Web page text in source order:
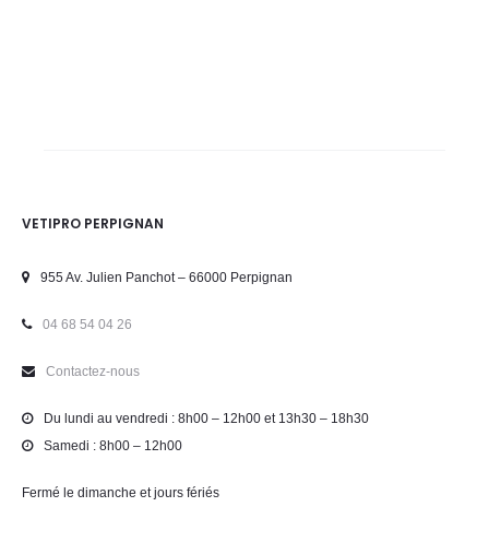
VETIPRO PERPIGNAN
955 Av. Julien Panchot – 66000 Perpignan
04 68 54 04 26
Contactez-nous
Du lundi au vendredi : 8h00 – 12h00 et 13h30 – 18h30
Samedi : 8h00 – 12h00
Fermé le dimanche et jours fériés